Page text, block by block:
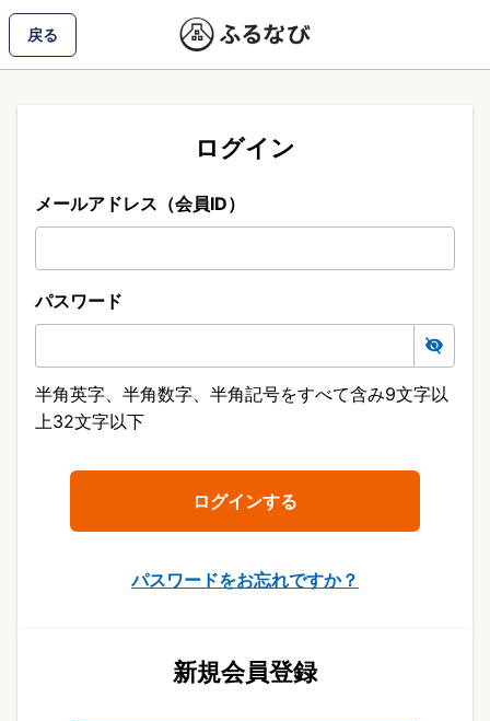
戻る
ログイン
メールアドレス（会員ID）
パスワード
半角英字、半角数字、半角記号をすべて含み9文字以
上32文字以下
パスワードをお忘れですか？
新規会員登録